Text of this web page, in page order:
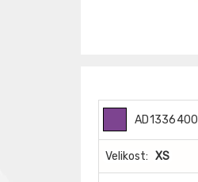
AD1336400
Velikost: XS